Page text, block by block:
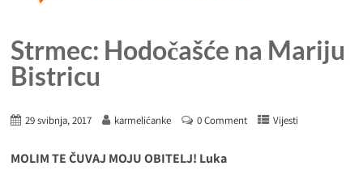
Strmec: Hodočašće na Mariju
Bistricu
29 svibnja, 2017 karmelićanke 0 Comment Vijesti
MOLIM TE ČUVAJ MOJU OBITELJ! Luka